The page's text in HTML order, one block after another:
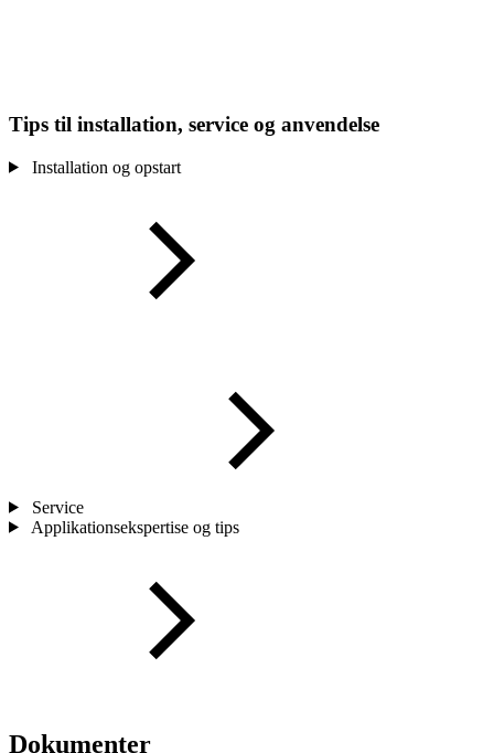
Tips til installation, service og anvendelse
Installation og opstart
Service
Applikationsekspertise og tips
Dokumenter